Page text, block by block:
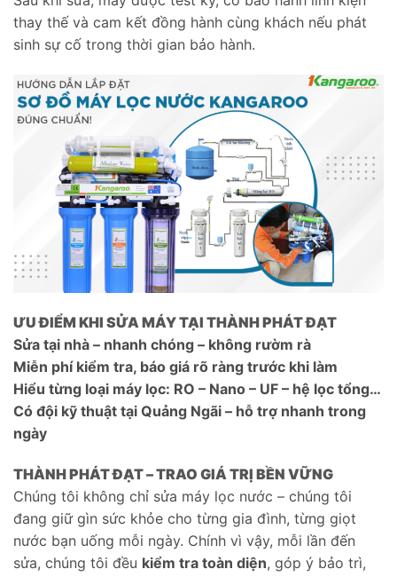
thay thế và cam kết đồng hành cùng khách nếu phát
sinh sự cố trong thời gian bảo hành.
ƯU ĐIỂM KHI SỬA MÁY TẠI THÀNH PHÁT ĐẠT
Sửa tại nhà – nhanh chóng – không rườm rà
Miễn phí kiểm tra, báo giá rõ ràng trước khi làm
Hiểu từng loại máy lọc: RO – Nano – UF – hệ lọc tổng…
Có đội kỹ thuật tại Quảng Ngãi – hỗ trợ nhanh trong
ngày
THÀNH PHÁT ĐẠT – TRAO GIÁ TRỊ BỀN VỮNG
Chúng tôi không chỉ sửa máy lọc nước – chúng tôi
đang giữ gìn sức khỏe cho từng gia đình, từng giọt
nước bạn uống mỗi ngày. Chính vì vậy, mỗi lần đến
sửa, chúng tôi đều kiểm tra toàn diện, góp ý bảo trì,